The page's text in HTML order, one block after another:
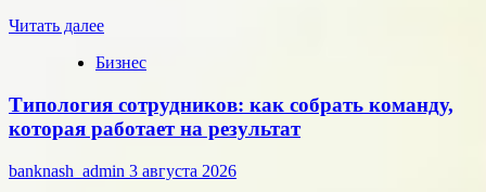
Читать далееПрочитать
о
компаний
«Элемент»
развивает
сотрудничество
с
Бизнес
Типология сотрудников: как собрать команду,
которая работает на результат
banknash_admin 3 августа 2026